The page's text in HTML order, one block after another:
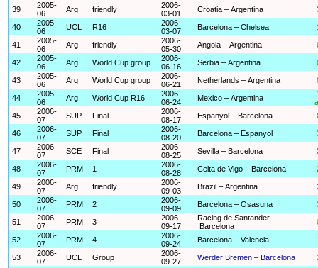
39
2005-
06
Arg friendly
2006-
03-01
Croatia – Argentina
40
2005-
06
UCL R16
2006-
03-07
Barcelona – Chelsea
41
2005-
06
Arg friendly
2006-
05-30
Angola – Argentina
42
2005-
06
Arg World Cup group
2006-
06-16
Serbia – Argentina
43
2005-
06
Arg World Cup group
2006-
06-21
Netherlands – Argentina
44
2005-
06
Arg World Cup R16
2006-
06-24
Mexico – Argentina
45
2006-
07
SUP Final
2006-
08-17
Espanyol – Barcelona
46
2006-
07
SUP Final
2006-
08-20
Barcelona – Espanyol
47
2006-
07
SCE Final
2006-
08-25
Sevilla – Barcelona
48
2006-
07
PRM 1
2006-
08-28
Celta de Vigo – Barcelona
49
2006-
07
Arg friendly
2006-
09-03
Brazil – Argentina
50
2006-
07
PRM 2
2006-
09-09
Barcelona – Osasuna
51
2006-
07
PRM 3
2006-
09-17
Racing de Santander –
Barcelona
52
2006-
07
PRM 4
2006-
09-24
Barcelona – Valencia
53
2006-
07
UCL Group
2006-
09-27
Werder Bremen – Barcelona